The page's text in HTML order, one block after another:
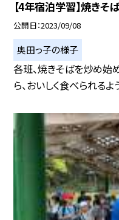
【4年宿泊学習】焼きそば
公開日 2023/09/08
奥田っ子の様子
各班、焼きそばを炒め始
ら、おいしく食べられるよ